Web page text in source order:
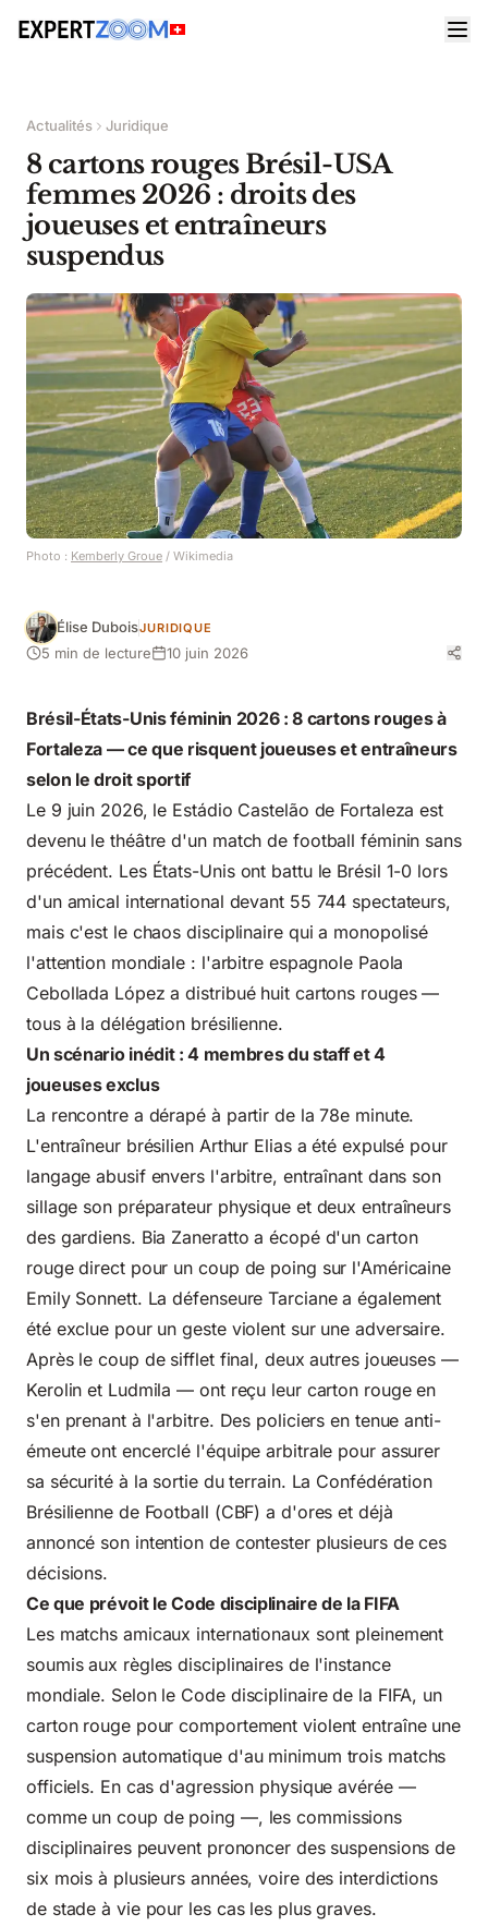
Actualités Juridique
8 cartons rouges Brésil-USA
femmes 2026 : droits des
joueuses et entraîneurs
suspendus
Photo : Kemberly Groue / Wikimedia
Élise DuboisJURIDIQUE
5 min de lecture 10 juin 2026
Brésil-États-Unis féminin 2026 : 8 cartons rouges à
Fortaleza — ce que risquent joueuses et entraîneurs
selon le droit sportif
Le 9 juin 2026, le Estádio Castelão de Fortaleza est
devenu le théâtre d'un match de football féminin sans
précédent. Les États-Unis ont battu le Brésil 1-0 lors
d'un amical international devant 55 744 spectateurs,
mais c'est le chaos disciplinaire qui a monopolisé
l'attention mondiale : l'arbitre espagnole Paola
Cebollada López a distribué huit cartons rouges —
tous à la délégation brésilienne.
Un scénario inédit : 4 membres du staff et 4
joueuses exclus
La rencontre a dérapé à partir de la 78e minute.
L'entraîneur brésilien Arthur Elias a été expulsé pour
langage abusif envers l'arbitre, entraînant dans son
sillage son préparateur physique et deux entraîneurs
des gardiens. Bia Zaneratto a écopé d'un carton
rouge direct pour un coup de poing sur l'Américaine
Emily Sonnett. La défenseure Tarciane a également
été exclue pour un geste violent sur une adversaire.
Après le coup de sifflet final, deux autres joueuses —
Kerolin et Ludmila — ont reçu leur carton rouge en
s'en prenant à l'arbitre. Des policiers en tenue anti-
émeute ont encerclé l'équipe arbitrale pour assurer
sa sécurité à la sortie du terrain. La Confédération
Brésilienne de Football (CBF) a d'ores et déjà
annoncé son intention de contester plusieurs de ces
décisions.
Ce que prévoit le Code disciplinaire de la FIFA
Les matchs amicaux internationaux sont pleinement
soumis aux règles disciplinaires de l'instance
mondiale. Selon le Code disciplinaire de la FIFA, un
carton rouge pour comportement violent entraîne une
suspension automatique d'au minimum trois matchs
officiels. En cas d'agression physique avérée —
comme un coup de poing —, les commissions
disciplinaires peuvent prononcer des suspensions de
six mois à plusieurs années, voire des interdictions
de stade à vie pour les cas les plus graves.